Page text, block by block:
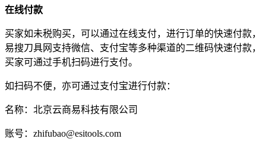
在线付款
买家如未税购买，可以通过在线支付，进行订单的快速付款，
易搜刀具网支持微信、支付宝等多种渠道的二维码快速付款，
买家可通过手机扫码进行支付。
如扫码不便，亦可通过支付宝进行付款：
名称：北京云商易科技有限公司
账号：zhifubao@esitools.com